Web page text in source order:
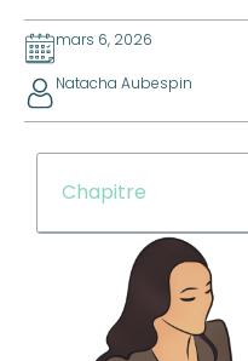
mars 6, 2026
Natacha Aubespin
Chapitre